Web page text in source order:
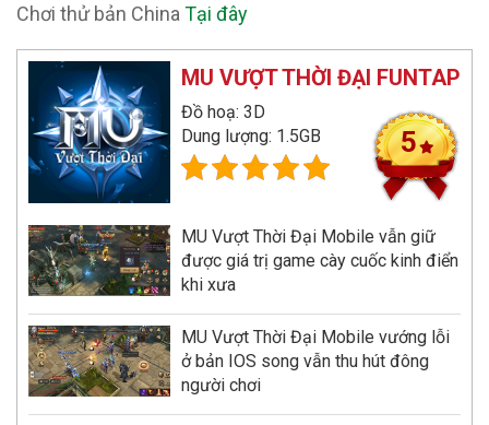
Chơi thử bản China Tại đây
MU VƯỢT THỜI ĐẠI FUNTAP
Đồ hoạ: 3D
Dung lượng: 1.5GB
5
MU Vượt Thời Đại Mobile vẫn giữ
được giá trị game cày cuốc kinh điển
khi xưa
MU Vượt Thời Đại Mobile vướng lỗi
ở bản IOS song vẫn thu hút đông
người chơi